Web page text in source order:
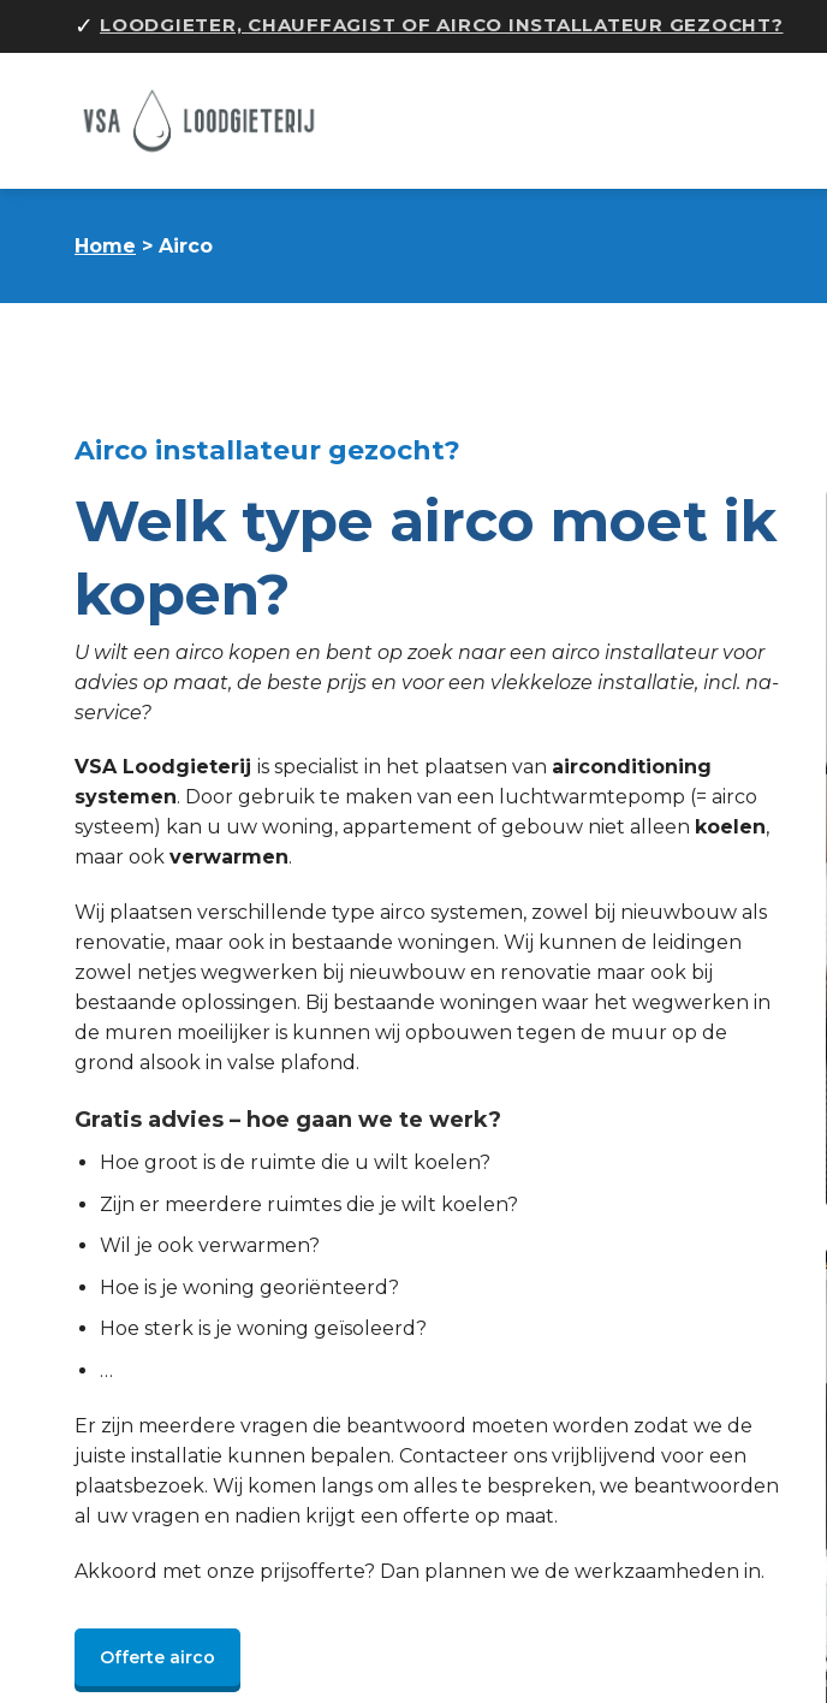
✓ LOODGIETER, CHAUFFAGIST OF AIRCO INSTALLATEUR GEZOCHT?
Home > Airco
Airco installateur gezocht?
Welk type airco moet ik
kopen?
U wilt een airco kopen en bent op zoek naar een airco installateur voor
advies op maat, de beste prijs en voor een vlekkeloze installatie, incl. na-
service?
VSA Loodgieterij is specialist in het plaatsen van airconditioning
systemen. Door gebruik te maken van een luchtwarmtepomp (= airco
systeem) kan u uw woning, appartement of gebouw niet alleen koelen,
maar ook verwarmen.
Wij plaatsen verschillende type airco systemen, zowel bij nieuwbouw als
renovatie, maar ook in bestaande woningen. Wij kunnen de leidingen
zowel netjes wegwerken bij nieuwbouw en renovatie maar ook bij
bestaande oplossingen. Bij bestaande woningen waar het wegwerken in
de muren moeilijker is kunnen wij opbouwen tegen de muur op de
grond alsook in valse plafond.
Gratis advies – hoe gaan we te werk?
Hoe groot is de ruimte die u wilt koelen?
Zijn er meerdere ruimtes die je wilt koelen?
Wil je ook verwarmen?
Hoe is je woning georiënteerd?
Hoe sterk is je woning geïsoleerd?
…
Er zijn meerdere vragen die beantwoord moeten worden zodat we de
juiste installatie kunnen bepalen. Contacteer ons vrijblijvend voor een
plaatsbezoek. Wij komen langs om alles te bespreken, we beantwoorden
al uw vragen en nadien krijgt een offerte op maat.
Akkoord met onze prijsofferte? Dan plannen we de werkzaamheden in.
Offerte airco